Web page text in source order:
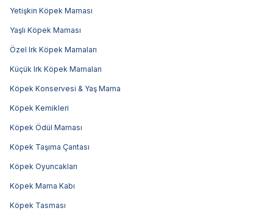
Yetişkin Köpek Maması
Yaşlı Köpek Maması
Özel Irk Köpek Mamaları
Küçük Irk Köpek Mamaları
Köpek Konservesi & Yaş Mama
Köpek Kemikleri
Köpek Ödül Maması
Köpek Taşıma Çantası
Köpek Oyuncakları
Köpek Mama Kabı
Köpek Tasması